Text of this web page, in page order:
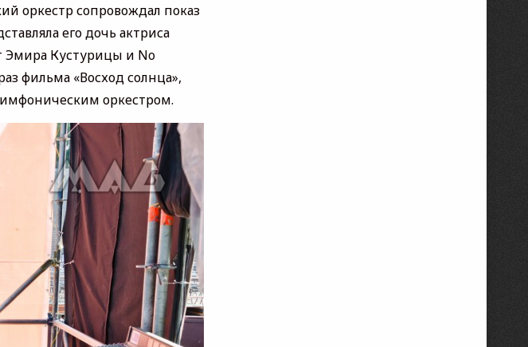
оркестр сопровождал показ
его дочь актриса
Эмира Кустурицы и No
фильма «Восход солнца»,
оркестром.